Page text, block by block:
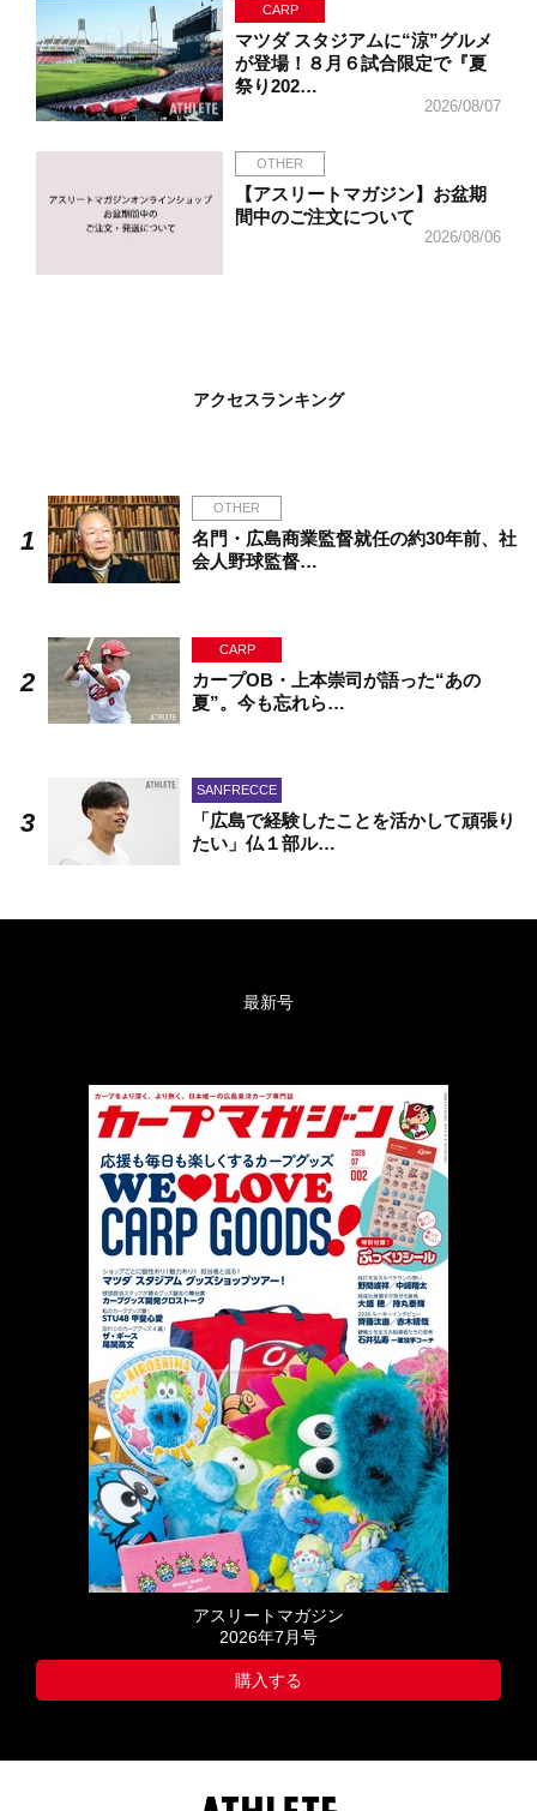
CARP
マツダ スタジアムに“涼”グルメ
が登場！８月６試合限定で『夏
祭り202…
2026/08/07
OTHER
【アスリートマガジン】お盆期
間中のご注文について
2026/08/06
アクセスランキング
OTHER
名門・広島商業監督就任の約30年前、社
会人野球監督…
CARP
カープOB・上本崇司が語った“あの
夏”。今も忘れら…
SANFRECCE
「広島で経験したことを活かして頑張り
たい」仏１部ル…
最新号
アスリートマガジン
2026年7月号
購入する